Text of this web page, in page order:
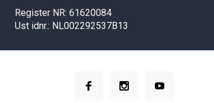
Register NR: 61620084
Ust idnr.: NL002292537B13